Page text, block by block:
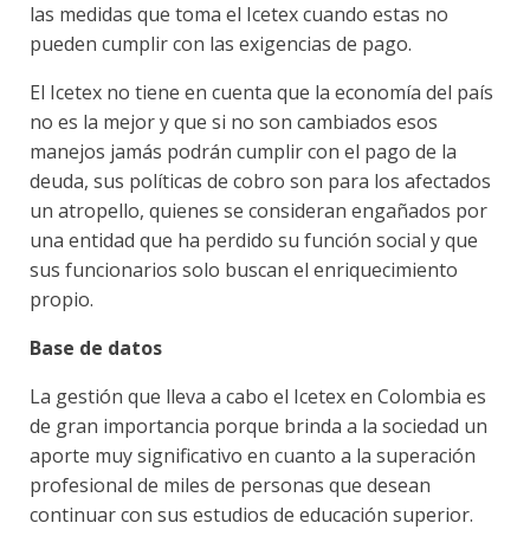
las medidas que toma el Icetex cuando estas no
pueden cumplir con las exigencias de pago.
El Icetex no tiene en cuenta que la economía del país
no es la mejor y que si no son cambiados esos
manejos jamás podrán cumplir con el pago de la
deuda, sus políticas de cobro son para los afectados
un atropello, quienes se consideran engañados por
una entidad que ha perdido su función social y que
sus funcionarios solo buscan el enriquecimiento
propio.
Base de datos
La gestión que lleva a cabo el Icetex en Colombia es
de gran importancia porque brinda a la sociedad un
aporte muy significativo en cuanto a la superación
profesional de miles de personas que desean
continuar con sus estudios de educación superior.